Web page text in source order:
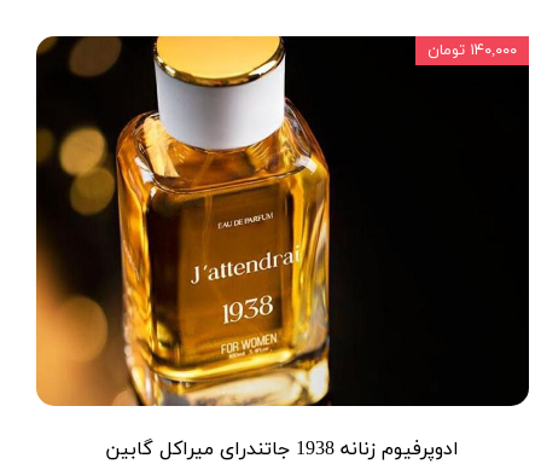
ادوپرفیوم زنانه 1938 جاتندرای میراکل گابین
۱۴۰,۰۰۰ تومان